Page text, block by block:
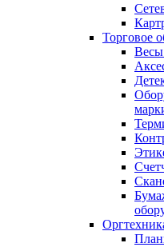
Торговое
Весы